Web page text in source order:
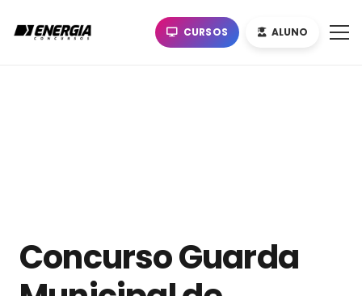
CURSOS ALUNO
Concurso Guarda